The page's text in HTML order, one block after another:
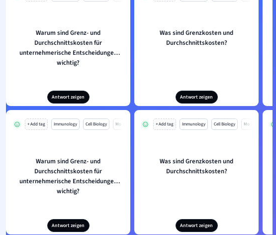
Warum sind Grenz- und
Durchschnittskosten für
unternehmerische Entscheidungen
wichtig?
Antwort zeigen
Was sind Grenzkosten und
Durchschnittskosten?
Antwort zeigen
+ Add tag Immunology Cell Biology Mo
Warum sind Grenz- und
Durchschnittskosten für
unternehmerische Entscheidungen
wichtig?
Antwort zeigen
+ Add tag Immunology Cell Biology Mo
Was sind Grenzkosten und
Durchschnittskosten?
Antwort zeigen